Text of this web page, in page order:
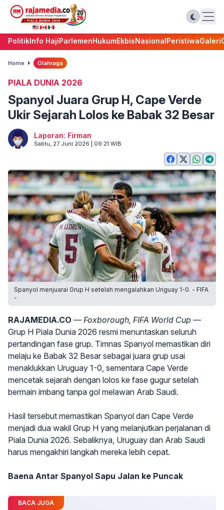
PolitikInfo HajiParlemenHukumEkbisNasionalPeristiwaGaleri
Home Olahraga
PIALA DUNIA 2026
Spanyol Juara Grup H, Cape Verde
Ukir Sejarah Lolos ke Babak 32 Besar
Laporan: Firman
Sabtu, 27 Juni 2026 | 09:21 WIB
Spanyol menjuarai Grup H setelah mengalahkan Uriguay 1-0. - FIFA
-
RAJAMEDIA.CO — Foxborough, FIFA World Cup —
Grup H Piala Dunia 2026 resmi menuntaskan seluruh
pertandingan fase grup. Timnas Spanyol memastikan diri
melaju ke Babak 32 Besar sebagai juara grup usai
menaklukkan Uruguay 1-0, sementara Cape Verde
mencetak sejarah dengan lolos ke fase gugur setelah
bermain imbang tanpa gol melawan Arab Saudi.
Hasil tersebut memastikan Spanyol dan Cape Verde
menjadi dua wakil Grup H yang melanjutkan perjalanan di
Piala Dunia 2026. Sebaliknya, Uruguay dan Arab Saudi
harus mengakhiri langkah mereka lebih cepat.
Baena Antar Spanyol Sapu Jalan ke Puncak
BACA JUGA